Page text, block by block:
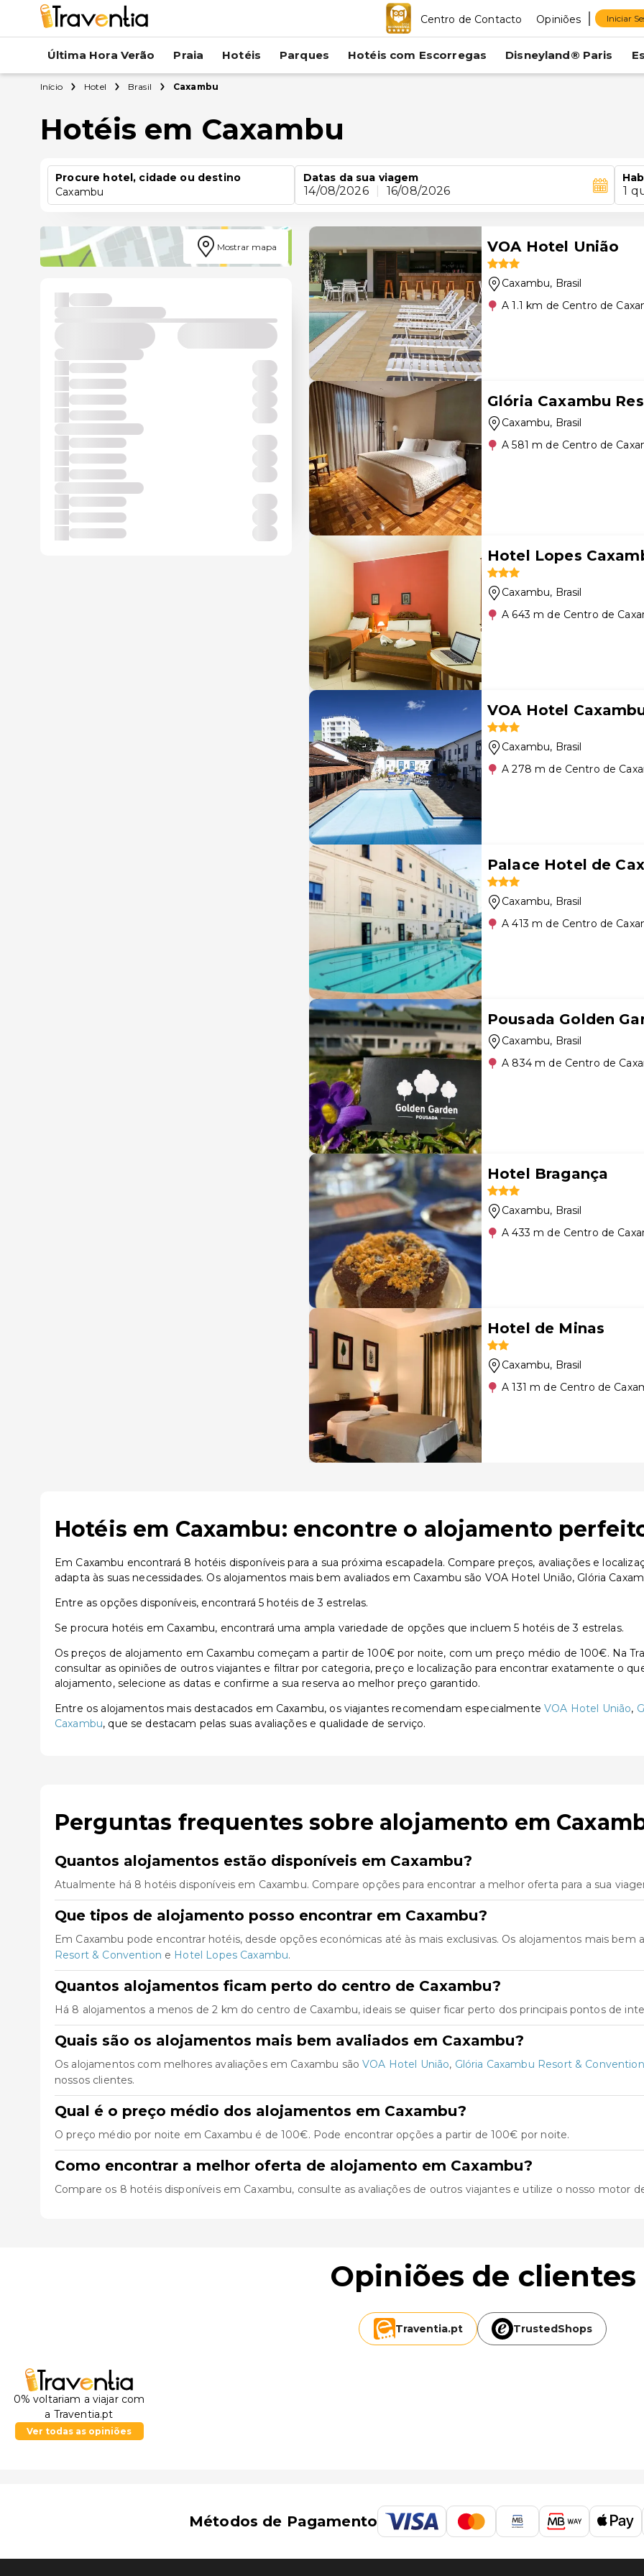
Centro de Contacto Opiniões Iniciar
Última Hora Verão Praia Hotéis Parques Hotéis com Escorregas Disneyland® Paris
Início Hotel Brasil Caxambu
Hotéis em Caxambu
Procure hotel, cidade ou destino
Caxambu
Datas da sua viagem
14/08/2026 16/08/2026 1
Mostrar mapa VOA Hotel União
Caxambu, Brasil
A 1.1 km de Centro de
Glória Caxambu
Caxambu, Brasil
A 581 m de Centro de
Hotel Lopes
Caxambu, Brasil
A 643 m de Centro de
VOA Hotel
Caxambu, Brasil
A 278 m de Centro de
Palace Hotel de
Caxambu, Brasil
A 413 m de Centro de
Pousada Golden
Caxambu, Brasil
A 834 m de Centro de
Hotel Bragança
Caxambu, Brasil
A 433 m de Centro de
Hotel de Minas
Caxambu, Brasil
A 131 m de Centro de
Hotéis em Caxambu: encontre o alojamento
Em Caxambu encontrará 8 hotéis disponíveis para a sua próxima escapadela. Compare preços, avaliações e
adapta às suas necessidades. Os alojamentos mais bem avaliados em Caxambu são VOA Hotel União, Glória
Entre as opções disponíveis, encontrará 5 hotéis de 3 estrelas.
Se procura hotéis em Caxambu, encontrará uma ampla variedade de opções que incluem 5 hotéis de 3 estrelas.
Os preços de alojamento em Caxambu começam a partir de 100€ por noite, com um preço médio de 100€. Na
consultar as opiniões de outros viajantes e filtrar por categoria, preço e localização para encontrar exatamente o
alojamento, selecione as datas e confirme a sua reserva ao melhor preço garantido.
Entre os alojamentos mais destacados em Caxambu, os viajantes recomendam especialmenteVOA Hotel União,
Caxambu, que se destacam pelas suas avaliações e qualidade de serviço.
Perguntas frequentes sobre alojamento em
Quantos alojamentos estão disponíveis em Caxambu?
Atualmente há 8 hotéis disponíveis em Caxambu. Compare opções para encontrar a melhor oferta para a sua
Que tipos de alojamento posso encontrar em Caxambu?
Em Caxambu pode encontrar hotéis, desde opções económicas até às mais exclusivas. Os alojamentos mais bem
Resort & Convention e Hotel Lopes Caxambu.
Quantos alojamentos ficam perto do centro de Caxambu?
Há 8 alojamentos a menos de 2 km do centro de Caxambu, ideais se quiser ficar perto dos principais pontos de
Quais são os alojamentos mais bem avaliados em Caxambu?
Os alojamentos com melhores avaliações em Caxambu sãoVOA Hotel União, Glória Caxambu Resort & Convention
nossos clientes.
Qual é o preço médio dos alojamentos em Caxambu?
O preço médio por noite em Caxambu é de 100€. Pode encontrar opções a partir de 100€ por noite.
Como encontrar a melhor oferta de alojamento em Caxambu?
Compare os 8 hotéis disponíveis em Caxambu, consulte as avaliações de outros viajantes e utilize o nosso motor
Opiniões de clientes
Traventia.pt TrustedShops
0% voltariam a viajar com
a Traventia.pt
Ver todas as opiniões
Métodos de Pagamento